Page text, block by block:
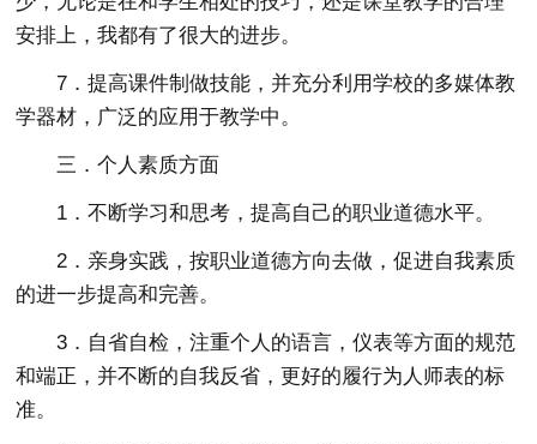
安排上，我都有了很大的进步。
7．提高课件制做技能，并充分利用学校的多媒体教
学器材，广泛的应用于教学中。
三．个人素质方面
1．不断学习和思考，提高自己的职业道德水平。
2．亲身实践，按职业道德方向去做，促进自我素质
的进一步提高和完善。
3．自省自检，注重个人的语言，仪表等方面的规范
和端正，并不断的自我反省，更好的履行为人师表的标
准。